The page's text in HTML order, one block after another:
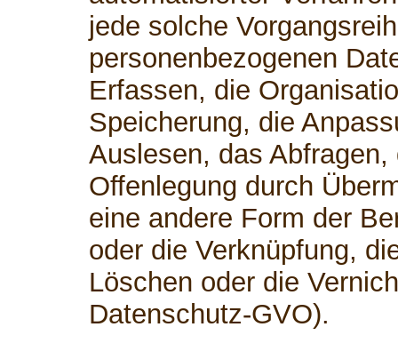
jede solche
personenbezogenen
Erfassen, die
Speicherung, die
Auslesen, das
Offenlegung durch
eine andere Form der
oder die Verknüpfung,
Löschen oder die
Datenschutz-GVO).